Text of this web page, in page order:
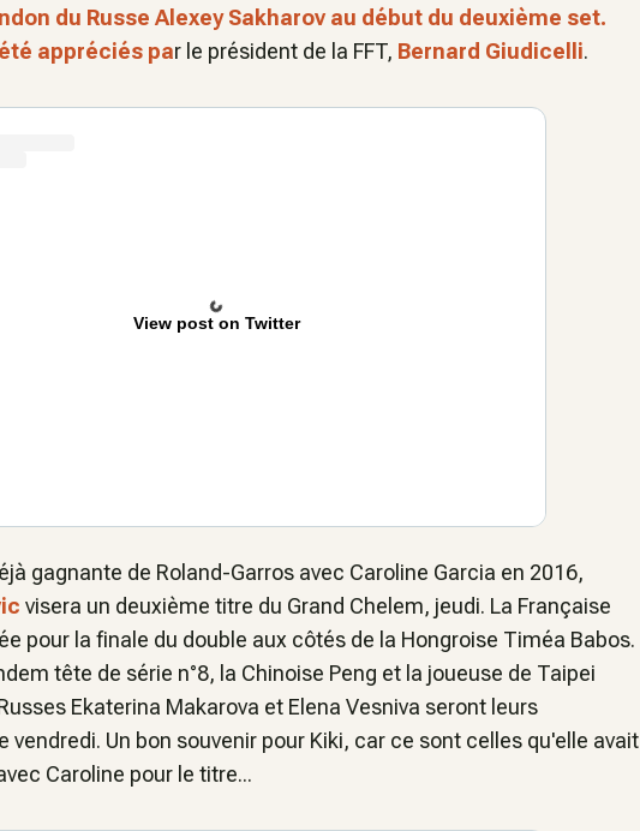
du Russe Alexey Sakharov au début du deuxième set.
appréciés par le président de la FFT, Bernard Giudicelli.
View post on Twitter
gagnante de Roland-Garros avec Caroline Garcia en 2016,
visera un deuxième titre du Grand Chelem, jeudi. La Française
pour la finale du double aux côtés de la Hongroise Timéa Babos.
tête de série n°8, la Chinoise Peng et la joueuse de Taipei
Ekaterina Makarova et Elena Vesniva seront leurs
vendredi. Un bon souvenir pour Kiki, car ce sont celles qu'elle avait
Caroline pour le titre...